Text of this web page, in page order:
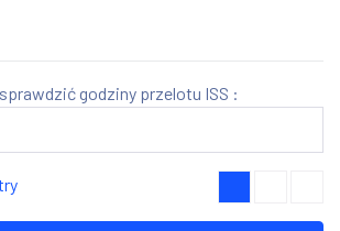
godziny przelotu ISS :